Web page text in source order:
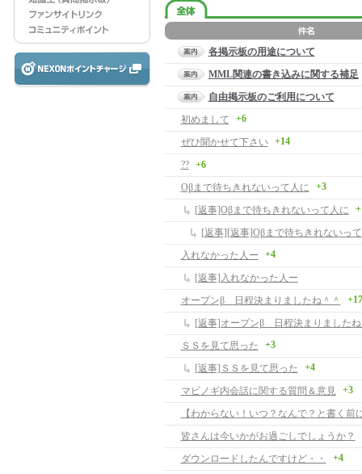
各掲示板の用途について
MML関連の書き込みに関する補足
自由掲示板のご利用について
初めまして
+6
ぜひ聞かせて下さい +14
??
+6
Oβまで待ちきれないって人に
+3
[返事]Oβまで待ちきれないって人に
[返事][返事]Oβまで待ちきれないっ
入れなかった人ー
+4
[返事]入れなかった人ー
オープンβ 日程決まりましたね＾＾
+17
[返事]オープンβ 日程決まりました
ＳＳを見て思った
+3
[返事]ＳＳを見て思った +4
マビノギ内会話に関する質問＆意見 +3
皆さんは今いかがお過ごしでしょうか？
ダウンロードしたんですけど・・
+4